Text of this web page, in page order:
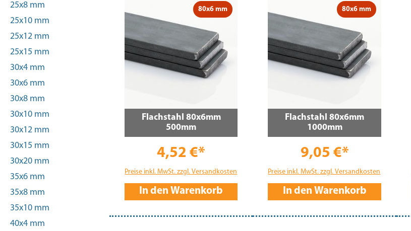
25x8 mm
25x10 mm
25x12 mm
25x15 mm
30x4 mm
30x6 mm
30x8 mm
30x10 mm
30x12 mm
30x15 mm
30x20 mm
35x6 mm
35x8 mm
35x10 mm
40x4 mm
80x6 mm
Flachstahl 80x6mm
500mm
4,52 €*
Preise inkl. MwSt. zzgl. Versandkosten
In den Warenkorb
80x6 mm
Flachstahl 80x6mm
1000mm
9,05 €*
Preise inkl. MwSt. zzgl. Versandkosten
In den Warenkorb